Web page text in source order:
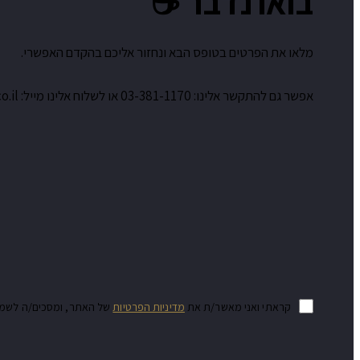
מלאו את הפרטים בטופס הבא ונחזור אליכם בהקדם האפשרי.
אפשר גם להתקשר אלינו: 03-381-1170 או לשלוח אלינו מייל: sales@mm-tech.co.il
קראתי ואני מאשר/ת את מדיניות הפרטיותשל האתר, ומסכים/ה